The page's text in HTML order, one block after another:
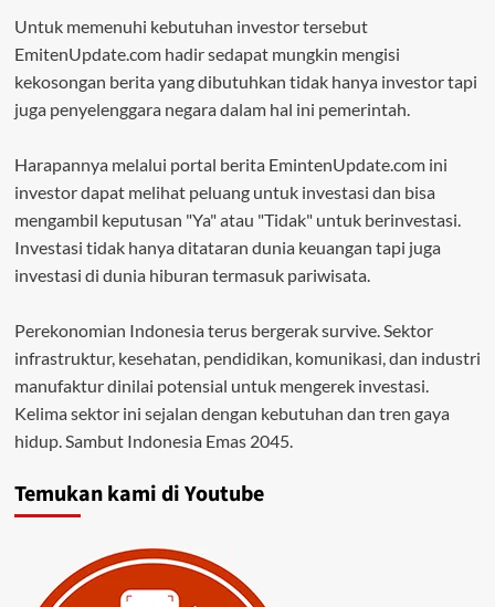
Untuk memenuhi kebutuhan investor tersebut
EmitenUpdate.com hadir sedapat mungkin mengisi
kekosongan berita yang dibutuhkan tidak hanya investor tapi
juga penyelenggara negara dalam hal ini pemerintah.
Harapannya melalui portal berita EmintenUpdate.com ini
investor dapat melihat peluang untuk investasi dan bisa
mengambil keputusan "Ya" atau "Tidak" untuk berinvestasi.
Investasi tidak hanya ditataran dunia keuangan tapi juga
investasi di dunia hiburan termasuk pariwisata.
Perekonomian Indonesia terus bergerak survive. Sektor
infrastruktur, kesehatan, pendidikan, komunikasi, dan industri
manufaktur dinilai potensial untuk mengerek investasi.
Kelima sektor ini sejalan dengan kebutuhan dan tren gaya
hidup. Sambut Indonesia Emas 2045.
Temukan kami di Youtube